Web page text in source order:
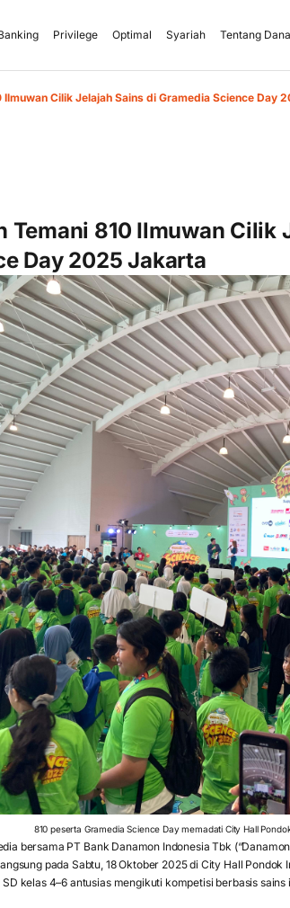
Privilege Optimal Syariah Tentang
Ilmuwan Cilik Jelajah Sains di Gramedia Science Day
Temani 810 Ilmuwan Cilik
Day 2025 Jakarta
810 peserta Gramedia Science Day memadati City Hall
bersama PT Bank Danamon Indonesia Tbk
pada Sabtu, 18 Oktober 2025 di City Hall
kelas 4–6 antusias mengikuti kompetisi berbasis